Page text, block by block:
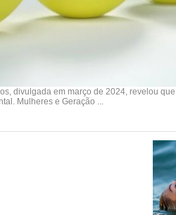
divulgada em março de 2024, revelou
Mulheres e Geração ...